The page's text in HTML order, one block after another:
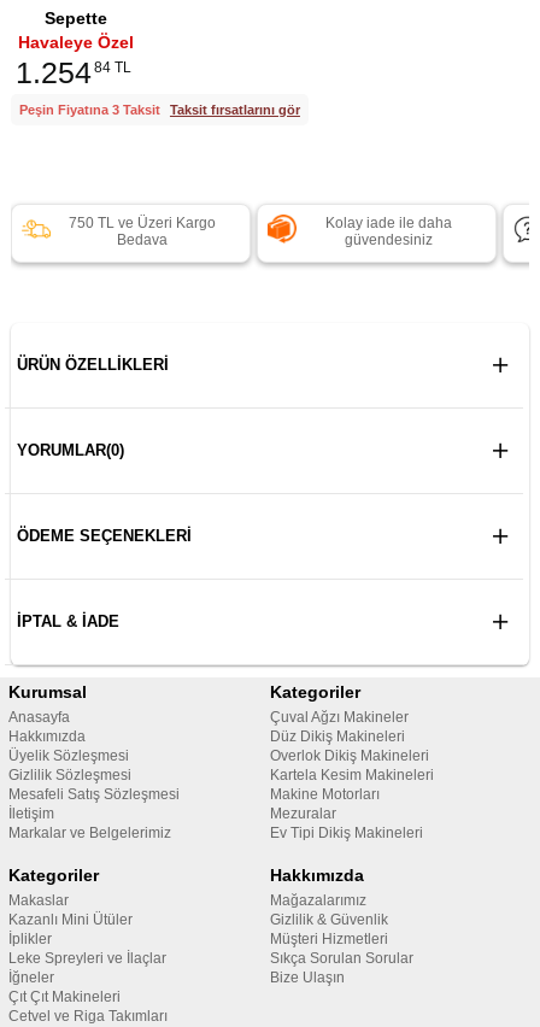
Sepette
Havaleye Özel
1.25484 TL
Peşin Fiyatına 3 Taksit Taksit fırsatlarını gör
750 TL ve Üzeri Kargo
Bedava
Kolay iade ile daha
güvendesiniz
ÜRÜN ÖZELLIKLERI
YORUMLAR(0)
ÖDEME SEÇENEKLERI
İPTAL & İADE
Kurumsal
Anasayfa
Hakkımızda
Üyelik Sözleşmesi
Gizlilik Sözleşmesi
Mesafeli Satış Sözleşmesi
İletişim
Markalar ve Belgelerimiz
Kategoriler
Çuval Ağzı Makineler
Düz Dikiş Makineleri
Overlok Dikiş Makineleri
Kartela Kesim Makineleri
Makine Motorları
Mezuralar
Ev Tipi Dikiş Makineleri
Kategoriler
Makaslar
Kazanlı Mini Ütüler
İplikler
Leke Spreyleri ve İlaçlar
İğneler
Çıt Çıt Makineleri
Cetvel ve Riga Takımları
Hakkımızda
Mağazalarımız
Gizlilik & Güvenlik
Müşteri Hizmetleri
Sıkça Sorulan Sorular
Bize Ulaşın